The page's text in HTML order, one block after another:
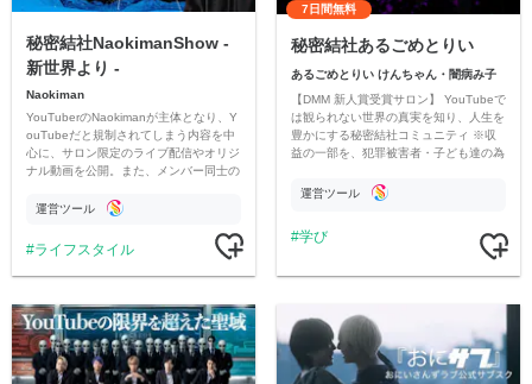
秘密結社NaokimanShow -
新世界より -
Naokiman
YouTuberのNaokimanが主体となり、Y
ouTubeだと規制されてしまう内容を中
心に、サロン限定のライブ配信やオリジ
ナル動画を公開。また、メンバー同士の
ただいています。
運営ツール
ライフスタイル
7日間無料
秘密結社あるごめとりい
あるごめとりい けんちゃん・闇病み子
【DMM 新人賞受賞サロン】 YouTubeで
は観られない世界の真実を知り、人生を
豊かにする秘密結社コミュニティ ※収
益の一部を、犯罪被害者・子ども達の為
す運営ツール
学び